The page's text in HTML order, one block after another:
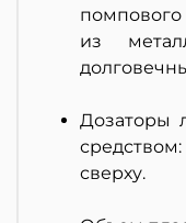
из
Дозаторы
сверху.